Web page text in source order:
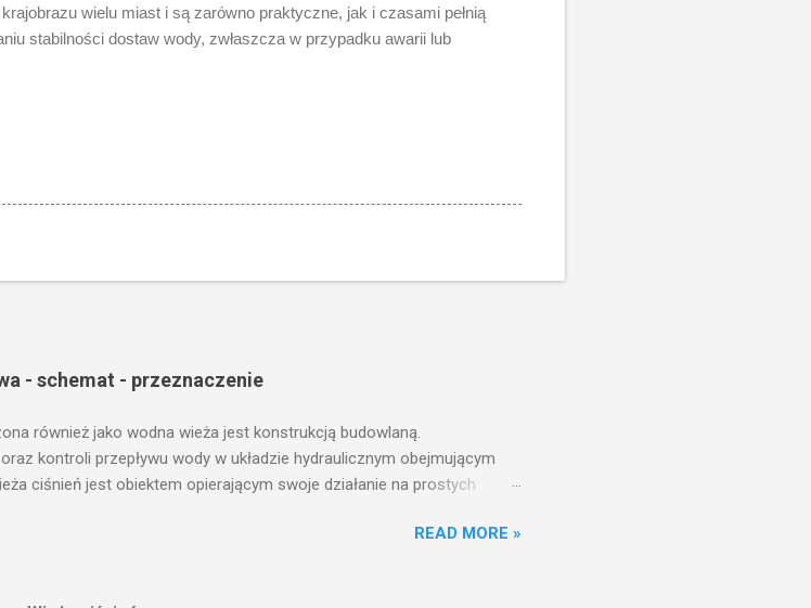
wielu miast i są zarówno praktyczne, jak i czasami pełnią
stabilności dostaw wody, zwłaszcza w przypadku awarii lub
- schemat - przeznaczenie
również jako wodna wieża jest konstrukcją budowlaną.
kontroli przepływu wody w układzie hydraulicznym obejmującym
ciśnień jest obiektem opierającym swoje działanie na prostych
oraz kolejowych. Podstawową funkcją wież ciśnień jest zwiększanie
READ MORE »